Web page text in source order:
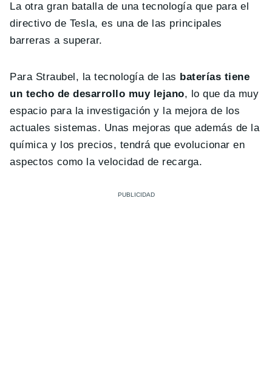
La otra gran batalla de una tecnología que para el
directivo de Tesla, es una de las principales
barreras a superar.
Para Straubel, la tecnología de las baterías tiene
un techo de desarrollo muy lejano, lo que da muy
espacio para la investigación y la mejora de los
actuales sistemas. Unas mejoras que además de la
química y los precios, tendrá que evolucionar en
aspectos como la velocidad de recarga.